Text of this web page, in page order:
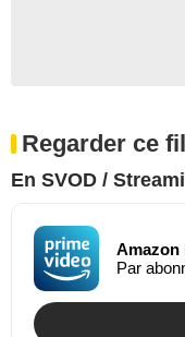
Regarder ce
En SVOD /
Amazon
Par